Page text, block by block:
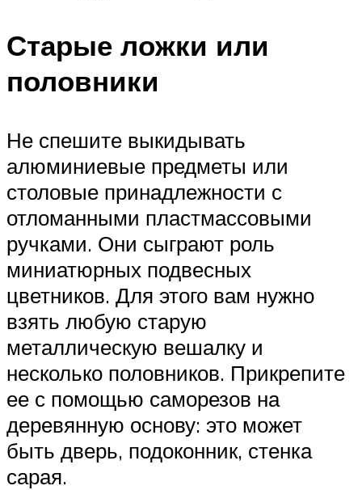
Старые ложки или
половники
Не спешите выкидывать
алюминиевые предметы или
столовые принадлежности с
отломанными пластмассовыми
ручками. Они сыграют роль
миниатюрных подвесных
цветников. Для этого вам нужно
взять любую старую
металлическую вешалку и
несколько половников. Прикрепите
ее с помощью саморезов на
деревянную основу: это может
быть дверь, подоконник, стенка
сарая.